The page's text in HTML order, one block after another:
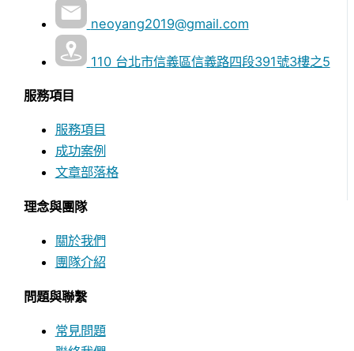
neoyang2019@gmail.com
110 台北市信義區信義路四段391號3樓之5
服務項目
服務項目
成功案例
文章部落格
理念與團隊
關於我們
團隊介紹
問題與聯繫
常見問題